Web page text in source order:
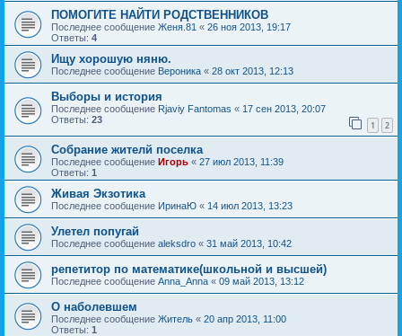
ПОМОГИТЕ НАЙТИ РОДСТВЕННИКОВ
Последнее сообщение Женя.81 « 26 ноя 2013, 19:17
Ответы: 4
Ищу хорошую няню.
Последнее сообщение Вероника « 28 окт 2013, 12:13
Выборы и история
Последнее сообщение Rjaviy Fantomas « 17 сен 2013, 20:07
Ответы: 23 1 2
Собрание жителй поселка
Последнее сообщение Игорь « 27 июл 2013, 11:39
Ответы: 1
Живая Экзотика
Последнее сообщение ИринаЮ « 14 июл 2013, 13:23
Улетел попугай
Последнее сообщение aleksdro « 31 май 2013, 10:42
репетитор по математике(школьной и высшей)
Последнее сообщение Anna_Anna « 09 май 2013, 13:12
О наболевшем
Последнее сообщение Житель « 20 апр 2013, 11:00
Ответы: 1